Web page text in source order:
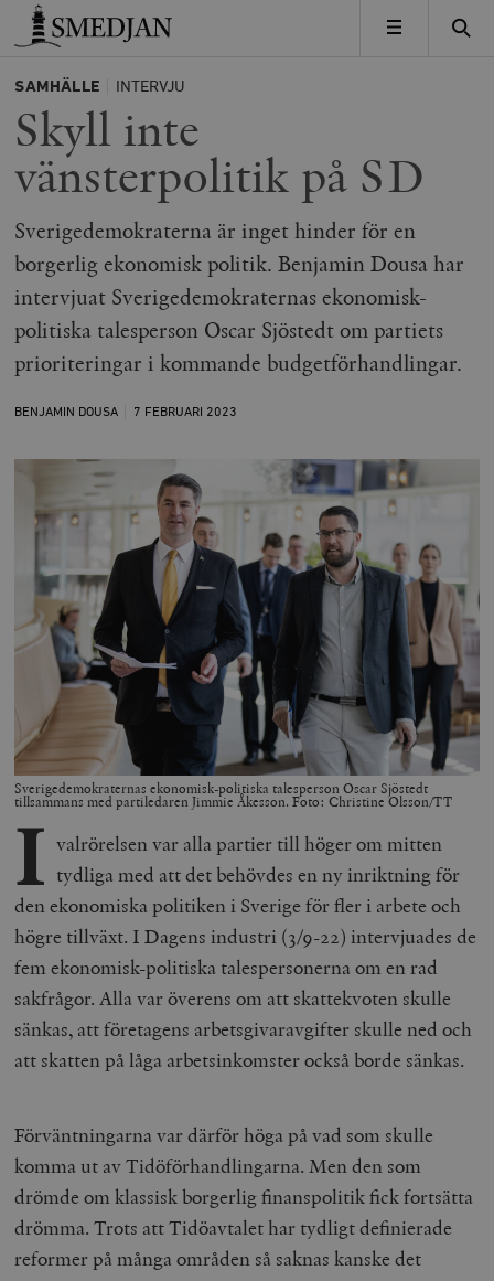
Timbro
MENY
SAMHÄLLE INTERVJU
Skyll inte
vänsterpolitik på SD
Sverigedemokraterna är inget hinder för en
borgerlig ekonomisk politik. Benjamin Dousa har
intervjuat Sverigedemokraternas ekonomisk-
politiska talesperson Oscar Sjöstedt om partiets
prioriteringar i kommande budgetförhandlingar.
BENJAMIN DOUSA 7 FEBRUARI 2023
Sverigedemokraternas ekonomisk-politiska talesperson Oscar Sjöstedt
tillsammans med partiledaren Jimmie Åkesson. Foto: Christine Olsson/TT
I valrörelsen var alla partier till höger om mitten
tydliga med att det behövdes en ny inriktning för
den ekonomiska politiken i Sverige för fler i arbete och
högre tillväxt. I Dagens industri (3/9-22) intervjuades de
fem ekonomisk-politiska talespersonerna om en rad
sakfrågor. Alla var överens om att skattekvoten skulle
sänkas, att företagens arbetsgivaravgifter skulle ned och
att skatten på låga arbetsinkomster också borde sänkas.
Förväntningarna var därför höga på vad som skulle
komma ut av Tidöförhandlingarna. Men den som
drömde om klassisk borgerlig finanspolitik fick fortsätta
drömma. Trots att Tidöavtalet har tydligt definierade
reformer på många områden så saknas kanske det